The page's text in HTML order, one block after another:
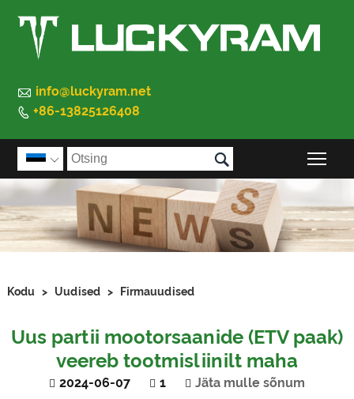
 info@luckyram.net
 +86-13825126408
 
Kodu > Uudised > Firmauudised
Uus partii mootorsaanide (ETV paak)
veereb tootmisliinilt maha
2024-06-07 1 Jäta mulle sõnum